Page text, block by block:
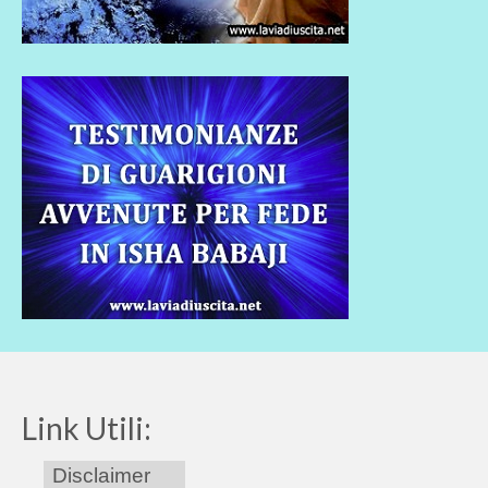
Link Utili:
Disclaimer